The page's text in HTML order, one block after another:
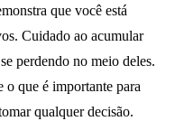
que você está
Cuidado ao acumular
perdendo no meio deles.
que é importante para
qualquer decisão.